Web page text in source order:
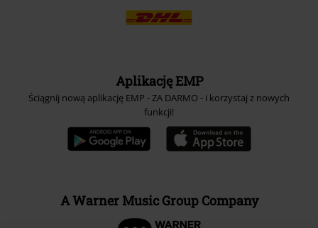
Aplikację EMP
Ściągnij nową aplikację EMP - ZA DARMO - i korzystaj z nowych
funkcji!
A Warner Music Group Company